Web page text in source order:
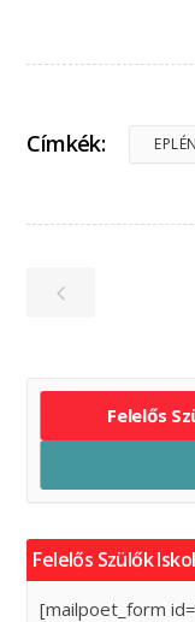
Címkék:
Felelős
Felelős Szülők
[mailpoet_form